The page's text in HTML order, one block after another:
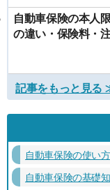
自動車保険の本人
の違い・保険料・
記事をもっと見る
自動車保険の使い方
自動車保険の基礎